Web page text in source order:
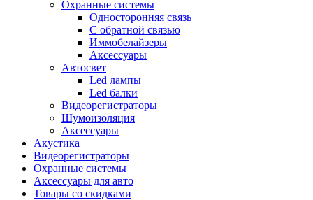
Охранные системы
Односторонняя связь
С обратной связью
Иммобелайзеры
Аксессуары
Автосвет
Led лампы
Led балки
Видеорегистраторы
Шумоизоляция
Аксессуары
Акустика
Видеорегистраторы
Охранные системы
Аксессуары для авто
Товары со скидками